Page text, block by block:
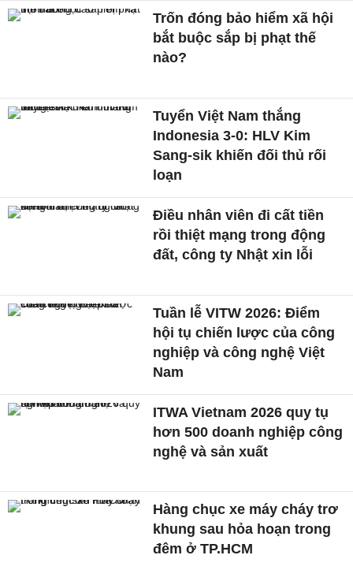
Trốn đóng bảo hiểm xã hội
bắt buộc sắp bị phạt thế
nào?
Tuyển Việt Nam thắng
Indonesia 3-0: HLV Kim
Sang-sik khiến đối thủ rối
loạn
Điều nhân viên đi cất tiền
rồi thiệt mạng trong động
đất, công ty Nhật xin lỗi
Tuần lễ VITW 2026: Điểm
hội tụ chiến lược của công
nghiệp và công nghệ Việt
Nam
ITWA Vietnam 2026 quy tụ
hơn 500 doanh nghiệp công
nghệ và sản xuất
Hàng chục xe máy cháy trơ
khung sau hỏa hoạn trong
đêm ở TP.HCM